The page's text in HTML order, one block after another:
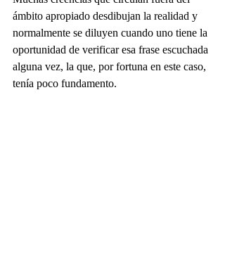
ámbito apropiado desdibujan la realidad y
normalmente se diluyen cuando uno tiene la
oportunidad de verificar esa frase escuchada
alguna vez, la que, por fortuna en este caso,
tenía poco fundamento.